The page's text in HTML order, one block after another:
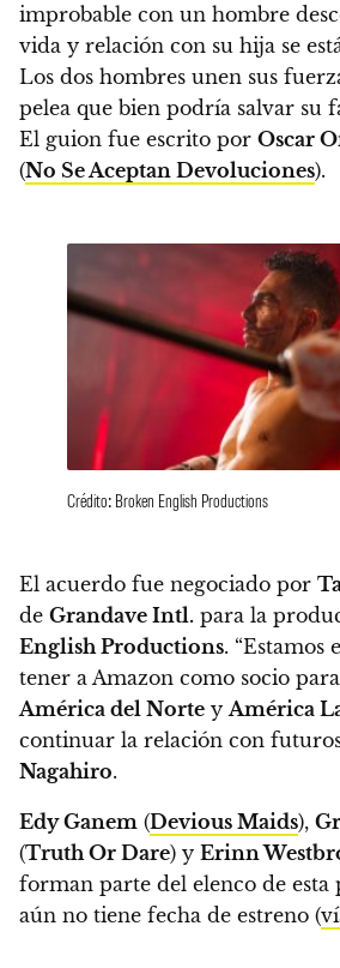
improbable con un hombre
vida y relación con su hija se
Los dos hombres unen sus
pelea que bien podría salvar su
El guion fue escrito por Oscar
(No Se Aceptan Devoluciones).
Crédito: Broken English Productions
El acuerdo fue negociado por
de Grandave Intl. para la
English Productions. “Estamos
tener a Amazon como socio para
América del Norte yAmérica
continuar la relación con
Nagahiro.
Edy Ganem (Devious Maids),
(Truth Or Dare) y Erinn
forman parte del elenco de esta
aún no tiene fecha de estreno (